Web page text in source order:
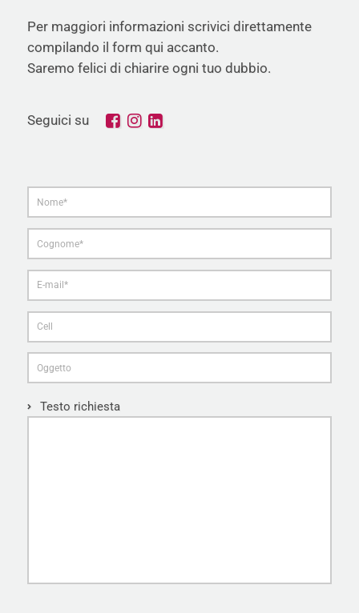
Per maggiori informazioni scrivici direttamente
compilando il form qui accanto.
Saremo felici di chiarire ogni tuo dubbio.
Seguici su
Testo richiesta